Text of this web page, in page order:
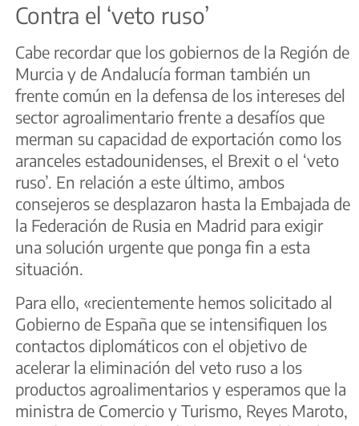
Contra el ‘veto ruso’
Cabe recordar que los gobiernos de la Región de
Murcia y de Andalucía forman también un
frente común en la defensa de los intereses del
sector agroalimentario frente a desafíos que
merman su capacidad de exportación como los
aranceles estadounidenses, el Brexit o el ‘veto
ruso’. En relación a este último, ambos
consejeros se desplazaron hasta la Embajada de
la Federación de Rusia en Madrid para exigir
una solución urgente que ponga fin a esta
situación.
Para ello, «recientemente hemos solicitado al
Gobierno de España que se intensifiquen los
contactos diplomáticos con el objetivo de
acelerar la eliminación del veto ruso a los
productos agroalimentarios y esperamos que la
ministra de Comercio y Turismo, Reyes Maroto,